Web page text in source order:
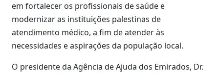
em fortalecer os profissionais de saúde e
modernizar as instituições palestinas de
atendimento médico, a fim de atender às
necessidades e aspirações da população local.
O presidente da Agência de Ajuda dos Emirados, Dr.